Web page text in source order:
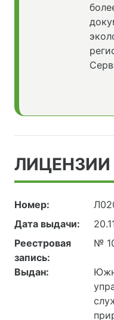
ЛИЦЕНЗИИ
Номер:
Дата выдачи:
Реестровая
запись:
№
Выдан: